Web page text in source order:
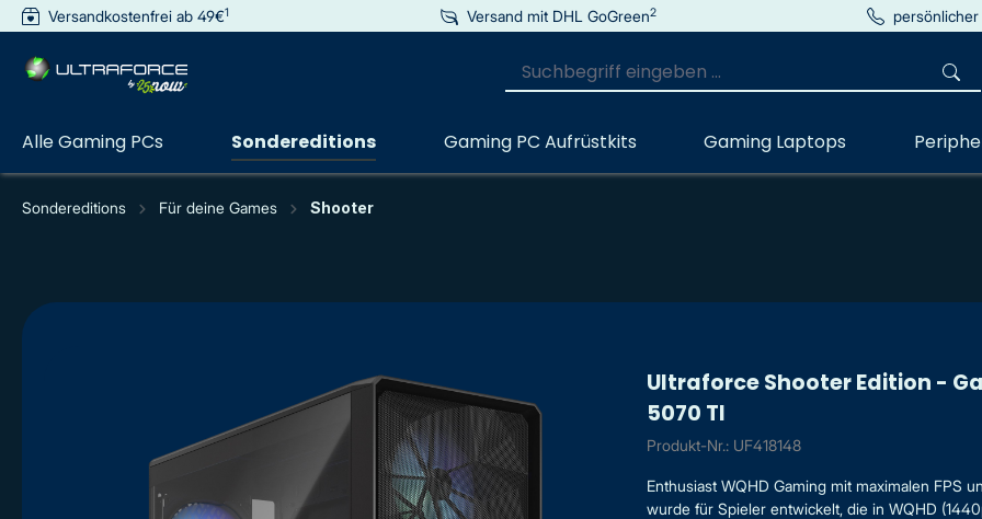
springen Zur Hauptnavigation springen
Versandkostenfrei ab 49€1 Versand mit DHL GoGreen2
Alle Gaming PCs Sondereditions Gaming PC Aufrüstkits Gaming Laptops
Sondereditions Für deine Games Shooter
Ultraforce Shooter Edition -
5070 TI
Produkt-Nr.: UF418148
Enthusiast WQHD Gaming mit maximalen FPS
wurde für Spieler entwickelt, die in WQHD